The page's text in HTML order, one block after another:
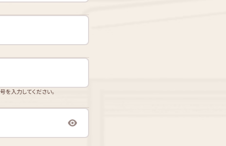
を入力してください。